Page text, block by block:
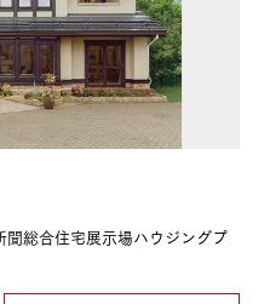
総合住宅展示場ハウジングプ